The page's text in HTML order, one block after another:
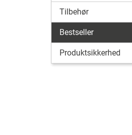
Tilbehør
Bestseller
Produktsikkerhed